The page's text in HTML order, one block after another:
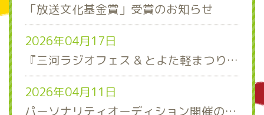
「放送文化基金賞」受賞のお知らせ
2026年04月17日
『三河ラジオフェス & とよた軽まつり』ステージスケジュール発表！
2026年04月11日
パーソナリティオーディション開催のお知らせ